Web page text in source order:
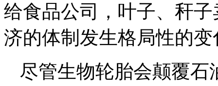
给食品公司，叶子、秆
济的体制发生格局性的变
尽管生物轮胎会颠覆石